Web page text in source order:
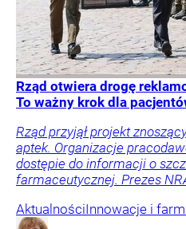
Rząd otwiera drogę
To ważny krok dla
Rząd przyjął projekt
aptek. Organizacje
dostępie do informacji o
farmaceutycznej. Prezes
AktualnościInnowacje i